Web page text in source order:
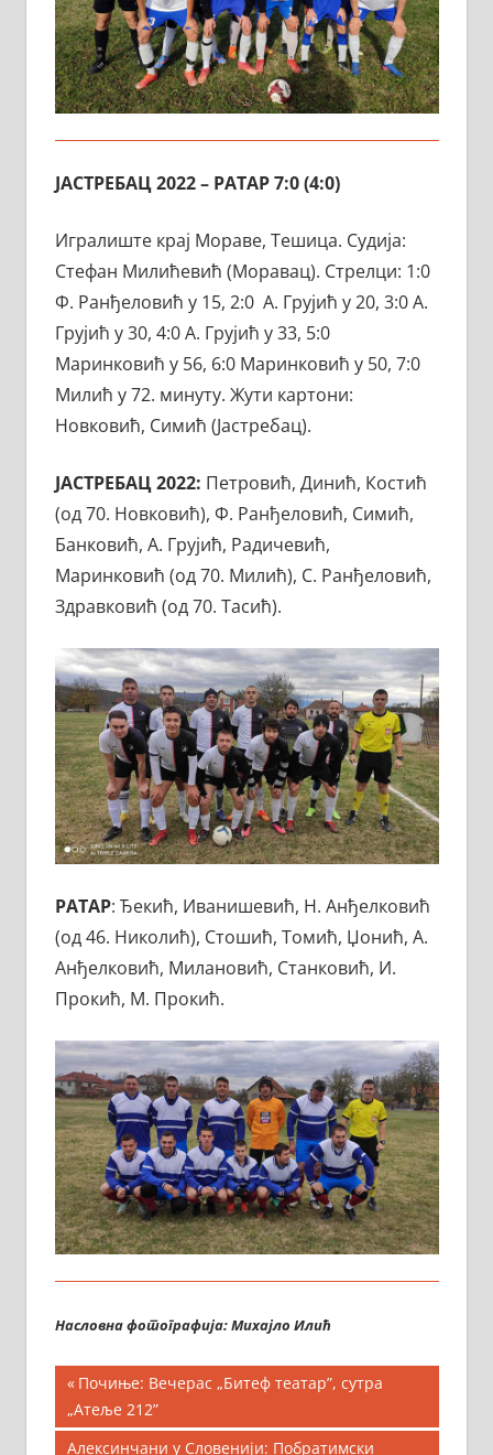
ЈАСТРЕБАЦ 2022 – РАТАР 7:0 (4:0)
Игралиште крај Мораве, Тешица. Судија:
Стефан Милићевић (Моравац). Стрелци: 1:0
Ф. Ранђеловић у 15, 2:0 А. Грујић у 20, 3:0 А.
Грујић у 30, 4:0 А. Грујић у 33, 5:0
Маринковић у 56, 6:0 Маринковић у 50, 7:0
Милић у 72. минуту. Жути картони:
Новковић, Симић (Јастребац).
ЈАСТРЕБАЦ 2022: Петровић, Динић, Костић
(од 70. Новковић), Ф. Ранђеловић, Симић,
Банковић, А. Грујић, Радичевић,
Маринковић (од 70. Милић), С. Ранђеловић,
Здравковић (од 70. Тасић).
РАТАР: Ђекић, Иванишевић, Н. Анђелковић
(од 46. Николић), Стошић, Томић, Џонић, А.
Анђелковић, Милановић, Станковић, И.
Прокић, М. Прокић.
Насловна фотографија: Михајло Илић
Кретање
чланка
Previous
Post:
Почиње: Вечерас „Битеф театар”, сутра
„Атеље 212”
Next
Алексинчани у Словенији: Побратимски